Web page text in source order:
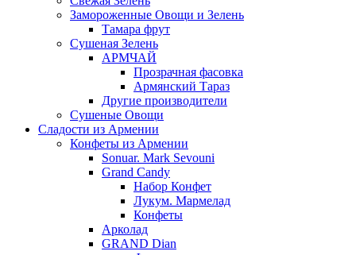
Замороженные Овощи и Зелень
Тамара фрут
Сушеная Зелень
АРМЧАЙ
Прозрачная фасовка
Армянский Тараз
Другие производители
Сушеные Овощи
Сладости из Армении
Конфеты из Армении
Sonuar. Mark Sevouni
Grand Candy
Набор Конфет
Лукум. Мармелад
Конфеты
Арколад
GRAND Dian